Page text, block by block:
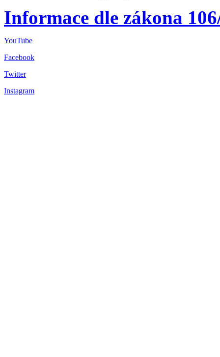
Informace dle zákona
YouTube
Facebook
Twitter
Instagram